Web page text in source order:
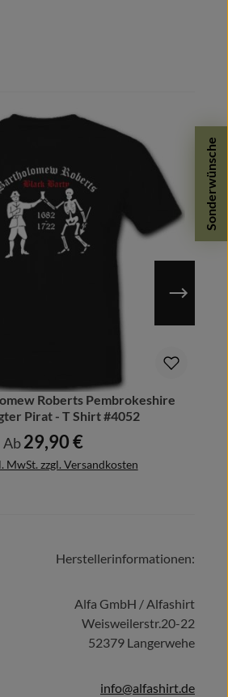
Sonderwünsche
Roberts Pembrokeshire
Pirat - T Shirt #4052
Regulärer Preis:
Ab29,90 €
MwSt. zzgl. Versandkosten
DetailsHerstellerinformationen:
Alfa GmbH / Alfashirt
Weisweilerstr.20-22
52379 Langerwehe
info@alfashirt.de